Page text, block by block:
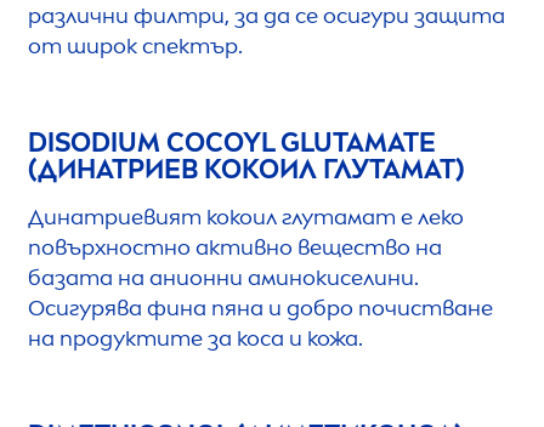
различни филтри, за да се осигури защита
от широк спектър.
DISODIUM COCOYL GLUTAMATE
(ДИНАТРИЕВ КОКОИЛ ГЛУТАМАТ)
Динатриевият кокоил глутамат е леко
повърхностно активно вещество на
базата на анионни аминокиселини.
Осигурява фина пяна и добро почистване
на продуктите за коса и кожа.